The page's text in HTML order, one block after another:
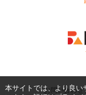
お問い合わせ
本サイトでは、より良い